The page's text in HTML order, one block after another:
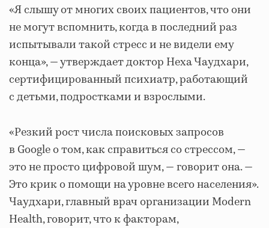
«Я слышу от многих своих пациентов, что они
не могут вспомнить, когда в последний раз
испытывали такой стресс и не видели ему
конца», — утверждает доктор Неха Чаудхари,
сертифицированный психиатр, работающий
с детьми, подростками и взрослыми.
«Резкий рост числа поисковых запросов
в Google о том, как справиться со стрессом, —
это не просто цифровой шум, — говорит она. —
Это крик о помощи на уровне всего населения».
Чаудхари, главный врач организации Modern
Health, говорит, что к факторам,